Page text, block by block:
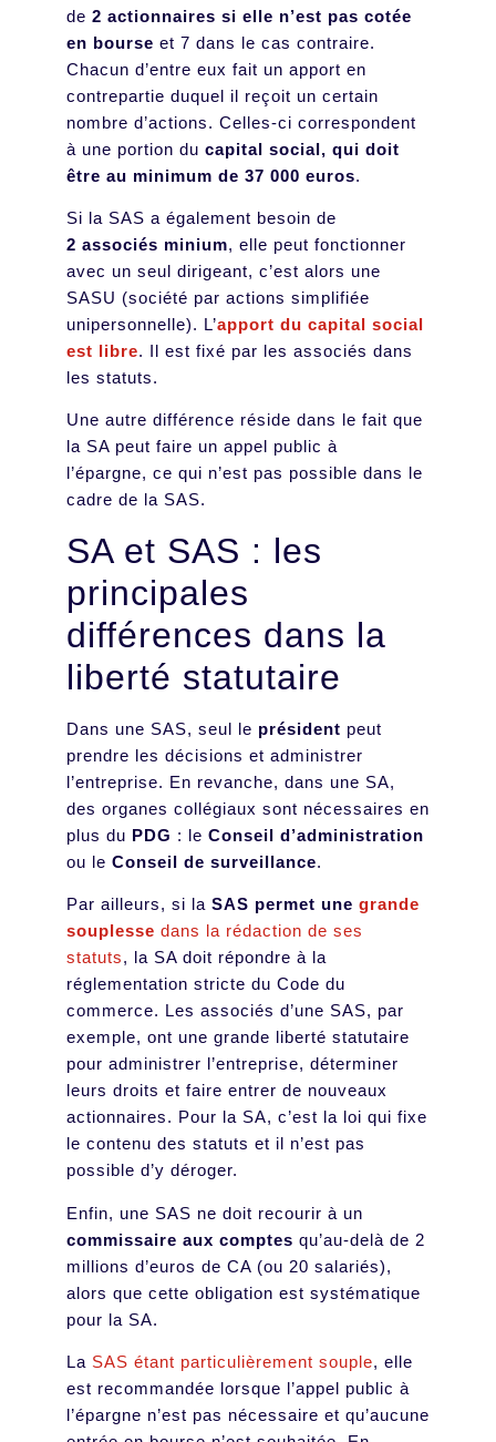
de 2 actionnaires si elle n’est pas cotée
en bourse et 7 dans le cas contraire.
Chacun d’entre eux fait un apport en
contrepartie duquel il reçoit un certain
nombre d’actions. Celles-ci correspondent
à une portion du capital social, qui doit
être au minimum de 37 000 euros.
Si la SAS a également besoin de
2 associés minium, elle peut fonctionner
avec un seul dirigeant, c’est alors une
SASU (société par actions simplifiée
unipersonnelle). L’apport du capital social
est libre. Il est fixé par les associés dans
les statuts.
Une autre différence réside dans le fait que
la SA peut faire un appel public à
l’épargne, ce qui n’est pas possible dans le
cadre de la SAS.
SA et SAS : les
principales
différences dans la
liberté statutaire
Dans une SAS, seul le président peut
prendre les décisions et administrer
l’entreprise. En revanche, dans une SA,
des organes collégiaux sont nécessaires en
plus du PDG : le Conseil d’administration
ou le Conseil de surveillance.
Par ailleurs, si la SAS permet une grande
souplesse dans la rédaction de ses
statuts, la SA doit répondre à la
réglementation stricte du Code du
commerce. Les associés d’une SAS, par
exemple, ont une grande liberté statutaire
pour administrer l’entreprise, déterminer
leurs droits et faire entrer de nouveaux
actionnaires. Pour la SA, c’est la loi qui fixe
le contenu des statuts et il n’est pas
possible d’y déroger.
Enfin, une SAS ne doit recourir à un
commissaire aux comptes qu’au-delà de 2
millions d’euros de CA (ou 20 salariés),
alors que cette obligation est systématique
pour la SA.
La SAS étant particulièrement souple, elle
est recommandée lorsque l’appel public à
l’épargne n’est pas nécessaire et qu’aucune